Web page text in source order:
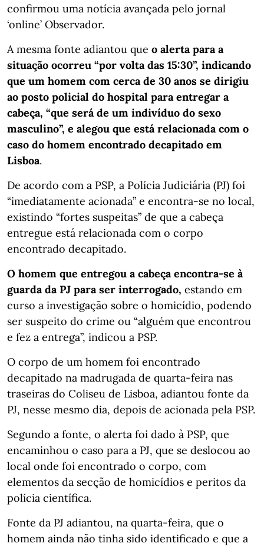
confirmou uma notícia avançada pelo jornal
‘online’ Observador.
A mesma fonte adiantou que o alerta para a
situação ocorreu “por volta das 15:30”, indicando
que um homem com cerca de 30 anos se dirigiu
ao posto policial do hospital para entregar a
cabeça, “que será de um indivíduo do sexo
masculino”, e alegou que está relacionada com o
caso do homem encontrado decapitado em
Lisboa.
De acordo com a PSP, a Polícia Judiciária (PJ) foi
“imediatamente acionada” e encontra-se no local,
existindo “fortes suspeitas” de que a cabeça
entregue está relacionada com o corpo
encontrado decapitado.
O homem que entregou a cabeça encontra-se à
guarda da PJ para ser interrogado, estando em
curso a investigação sobre o homicídio, podendo
ser suspeito do crime ou “alguém que encontrou
e fez a entrega”, indicou a PSP.
O corpo de um homem foi encontrado
decapitado na madrugada de quarta-feira nas
traseiras do Coliseu de Lisboa, adiantou fonte da
PJ, nesse mesmo dia, depois de acionada pela PSP.
Segundo a fonte, o alerta foi dado à PSP, que
encaminhou o caso para a PJ, que se deslocou ao
local onde foi encontrado o corpo, com
elementos da secção de homicídios e peritos da
polícia científica.
Fonte da PJ adiantou, na quarta-feira, que o
homem ainda não tinha sido identificado e que a